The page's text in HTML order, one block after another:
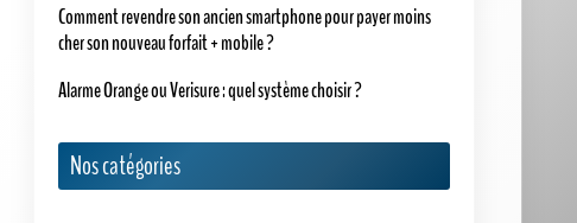
Comment revendre son ancien smartphone pour payer moins
cher son nouveau forfait + mobile ?
Alarme Orange ou Verisure : quel système choisir ?
Nos catégories